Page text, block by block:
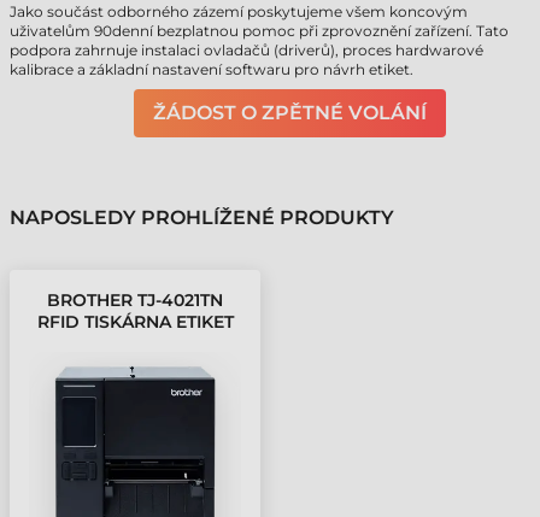
Jako součást odborného zázemí poskytujeme všem koncovým
uživatelům 90denní bezplatnou pomoc při zprovoznění zařízení. Tato
podpora zahrnuje instalaci ovladačů (driverů), proces hardwarové
kalibrace a základní nastavení softwaru pro návrh etiket.
ŽÁDOST O ZPĚTNÉ VOLÁNÍ
NAPOSLEDY PROHLÍŽENÉ PRODUKTY
BROTHER TJ-4021TN
RFID TISKÁRNA ETIKET